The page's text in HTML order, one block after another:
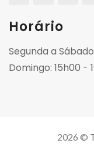
Horário
Segunda a
Domingo: 15h00 -
2026 ©